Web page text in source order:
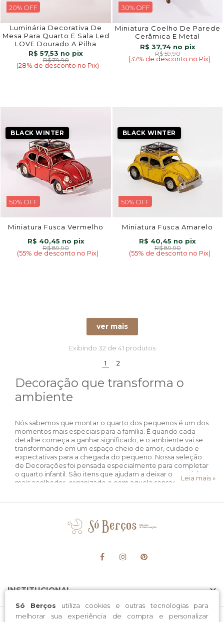
Só Berços utiliza cookies e outras tecnologias para
melhorar sua experiência de compra e personalizar
20% OFF
Luminária Decorativa De
Mesa Para Quarto E Sala Led
LOVE Dourado A Pilha
R$ 57,53
R$ 79,90
(28% de desconto no Pix)
30% OFF
Miniatura Coelho De Parede
Cerâmica E Metal
R$ 37,74
R$ 59,90
(37% de desconto no Pix)
50% OFF
BLACK WINTER
Miniatura Fusca Vermelho
R$ 40,45
R$ 89,90
(55% de desconto no Pix)
50% OFF
BLACK WINTER
Miniatura Fusca Amarelo
R$ 40,45
R$ 89,90
(55% de desconto no Pix)
ver mais
Exibindo 32 de 41 produtos
1(current)
2
Decoração que transforma o
ambiente
Nós sabemos que montar o quarto dos pequenos é um dos
momentos mais especiais para a família. É quando cada
detalhe começa a ganhar significado, e o ambiente vai se
transformando em um espaço cheio de amor, cuidado e
expectativas para a chegada do pequeno. Nossa seleção
de Decorações foi pensada especialmente para completar
o quarto infantil. São itens que ajudam a deixar o quartinho
mais acolhedor, organizado e com aquela sensação
Como escolher a decoração ideal
para o quarto do bebê?
Escolha uma decoração que traga calma e conforto para o
combinem entre si. O mais importante é criar um espaço
estar para o bebê e toda a família.
Leia mais »
INSTITUCIONAL